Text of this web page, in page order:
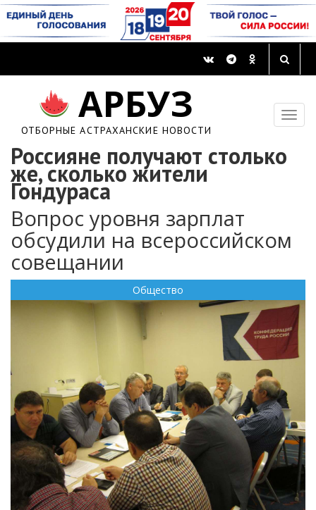
АРБУЗ
ОТБОРНЫЕ АСТРАХАНСКИЕ НОВОСТИ
Россияне получают столько
же, сколько жители
Гондураса
Вопрос уровня зарплат
обсудили на всероссийском
совещании
Общество